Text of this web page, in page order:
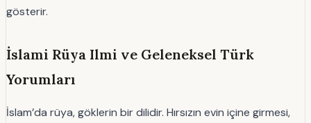
gösterir.
İslami Rüya Ilmi ve Geleneksel Türk
Yorumları
İslam’da rüya, göklerin bir dilidir. Hırsızın evin içine girmesi,